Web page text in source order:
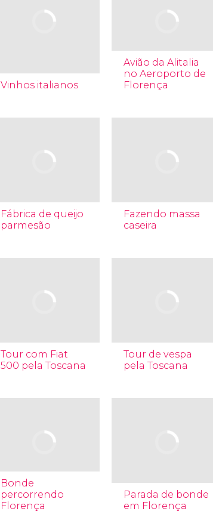
Vinhos italianos
Avião da Alitalia
no Aeroporto de
Florença
Fábrica de queijo
parmesão
Fazendo massa
caseira
Tour com Fiat
500 pela Toscana
Tour de vespa
pela Toscana
Bonde
percorrendo
Florença
Parada de bonde
em Florença